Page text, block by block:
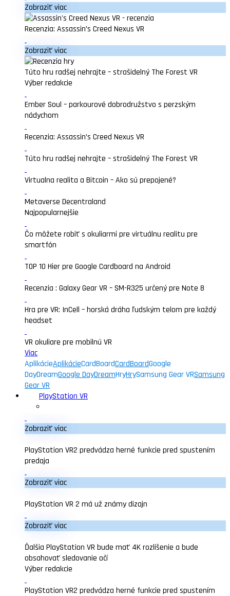
Zobraziť viac
Recenzia: Assassin’s Creed Nexus VR
Zobraziť viac
Túto hru radšej nehrajte – strašidelný The Forest VR
Výber redakcie
Ember Soul – parkourové dobrodružstvo s perzským
nádychom
Recenzia: Assassin’s Creed Nexus VR
Túto hru radšej nehrajte – strašidelný The Forest VR
Virtualna realita a Bitcoin – Ako sú prepojené?
Metaverse Decentraland
Najpopularnejšie
Čo môžete robiť s okuliarmi pre virtuálnu realitu pre
smartfón
TOP 10 Hier pre Google Cardboard na Android
Recenzia : Galaxy Gear VR – SM-R325 určený pre Note 8
Hra pre VR: InCell – horská dráha ľudským telom pre každý
headset
VR okuliare pre mobilnú VR
Viac
AplikácieAplikácieCardBoardCardBoardGoogle
DayDreamGoogle DayDreamHryHrySamsung Gear VRSamsung
Gear VR
PlayStation VR
Zobraziť viac
PlayStation VR2 predvádza herné funkcie pred spustením
predaja
Zobraziť viac
PlayStation VR 2 má už známy dizajn
Zobraziť viac
Ďalšia PlayStation VR bude mať 4K rozlíšenie a bude
obsahovať sledovanie očí
Výber redakcie
PlayStation VR2 predvádza herné funkcie pred spustením